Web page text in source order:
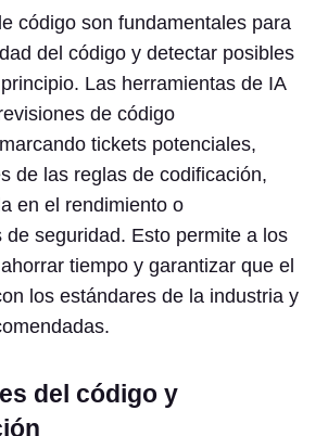
código son fundamentales para
del código y detectar posibles
Las herramientas de IA
de código
tickets potenciales,
de las reglas de codificación,
en el rendimiento o
de seguridad. Esto permite a los
tiempo y garantizar que el
los estándares de la industria y
del código y